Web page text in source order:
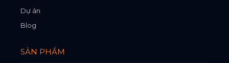
Dự án
Blog
SẢN PHẨM